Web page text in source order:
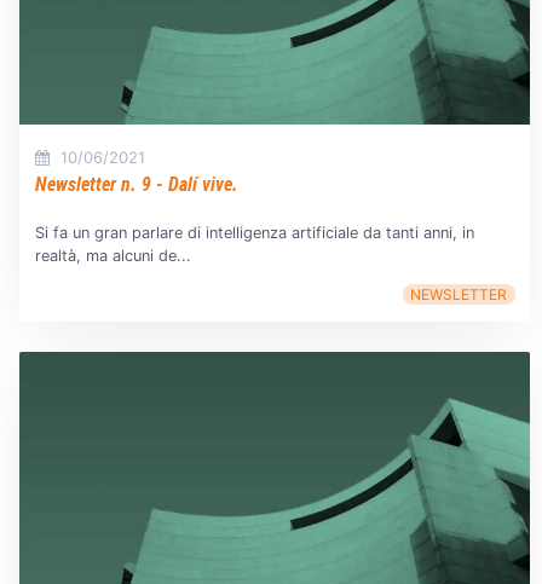
10/06/2021
Newsletter n. 9 - Dalí vive.
Si fa un gran parlare di intelligenza artificiale da tanti anni, in
realtà, ma alcuni de...
NEWSLETTER